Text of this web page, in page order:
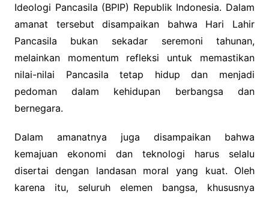
Ideologi Pancasila (BPIP) Republik Indonesia. Dalam
amanat tersebut disampaikan bahwa Hari Lahir
Pancasila bukan sekadar seremoni tahunan,
melainkan momentum refleksi untuk memastikan
nilai-nilai Pancasila tetap hidup dan menjadi
pedoman dalam kehidupan berbangsa dan
bernegara.
Dalam amanatnya juga disampaikan bahwa
kemajuan ekonomi dan teknologi harus selalu
disertai dengan landasan moral yang kuat. Oleh
karena itu, seluruh elemen bangsa, khususnya